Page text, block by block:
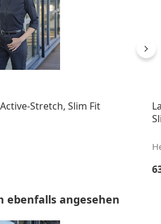
Stretch, Slim Fit
ebenfalls angesehen